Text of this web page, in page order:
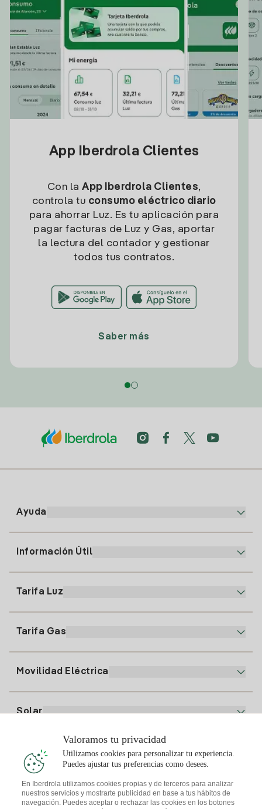
App Iberdrola Clientes
Con la App Iberdrola Clientes,
controla tu consumo eléctrico diario
para ahorrar Luz. Es tu aplicación para
pagar facturas de Luz y Gas, aportar
la lectura del contador y gestionar
todos tus contratos.
Saber más
Ayuda
91 919 52 73
clientes@tuiberdrola.es
Información Útil
Alta Gas
Tarifa Luz
Precio de la luz hoy
Tarifa Gas
Movilidad Eléctrica
Solar
Plan Solar
Simulador Placas Solares
Comunidades Solares
Te interesa
Consejos Luz
Descarga la App Iberdrola Clientes
Valoramos tu privacidad
Utilizamos cookies para personalizar tu experiencia.
Puedes ajustar tus preferencias como desees.
En Iberdrola utilizamos cookies propias y de terceros para analizar
nuestros servicios y mostrarte publicidad en base a tus hábitos de
navegación. Puedes aceptar o rechazar las cookies en los botones